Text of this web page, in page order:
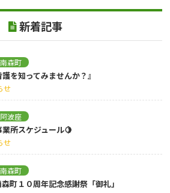
新着記事
森町
護を知ってみませんか？』
せ
波座
業所スケジュール🍋
せ
森町
町１０周年記念感謝祭「御礼」